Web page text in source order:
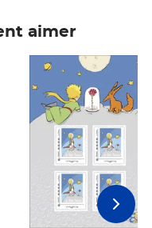
aimer
Prix 6,25€ HT